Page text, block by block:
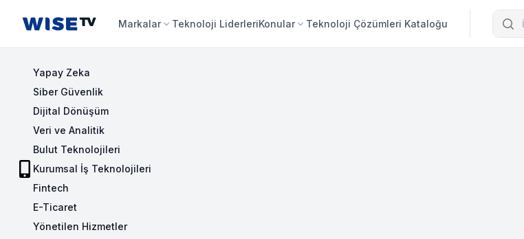
Wise TV Markalar Teknoloji LiderleriKonular Teknoloji Çözümleri Kataloğu Arama
Yapay Zeka
Siber Güvenlik
Dijital Dönüşüm
Veri ve Analitik
Bulut Teknolojileri
Kurumsal İş Teknolojileri
Fintech
E-Ticaret
Yönetilen Hizmetler